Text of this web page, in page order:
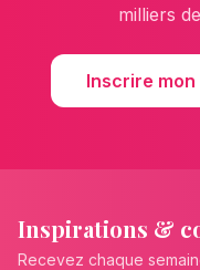
milliers
Inscrire
Inspirations &
Recevez chaque